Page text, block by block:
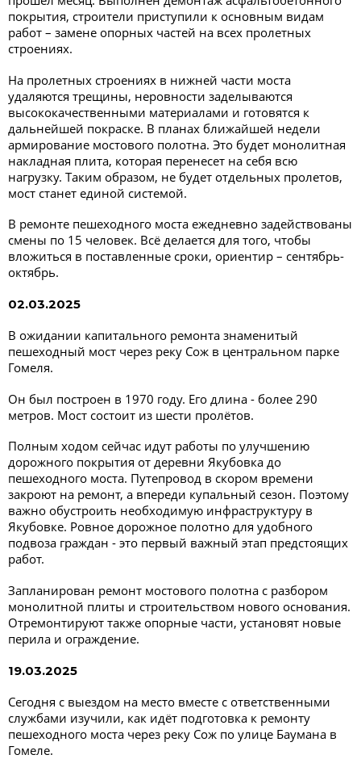
покрытия, строители приступили к основным видам
работ – замене опорных частей на всех пролетных
строениях.
На пролетных строениях в нижней части моста
удаляются трещины, неровности заделываются
высококачественными материалами и готовятся к
дальнейшей покраске. В планах ближайшей недели
армирование мостового полотна. Это будет монолитная
накладная плита, которая перенесет на себя всю
нагрузку. Таким образом, не будет отдельных пролетов,
мост станет единой системой.
В ремонте пешеходного моста ежедневно задействованы
смены по 15 человек. Всё делается для того, чтобы
вложиться в поставленные сроки, ориентир – сентябрь-
октябрь.
02.03.2025
В ожидании капитального ремонта знаменитый
пешеходный мост через реку Сож в центральном парке
Гомеля.
Он был построен в 1970 году. Его длина - более 290
метров. Мост состоит из шести пролётов.
Полным ходом сейчас идут работы по улучшению
дорожного покрытия от деревни Якубовка до
пешеходного моста. Путепровод в скором времени
закроют на ремонт, а впереди купальный сезон. Поэтому
важно обустроить необходимую инфраструктуру в
Якубовке. Ровное дорожное полотно для удобного
подвоза граждан - это первый важный этап предстоящих
работ.
Запланирован ремонт мостового полотна с разбором
монолитной плиты и строительством нового основания.
Отремонтируют также опорные части, установят новые
перила и ограждение.
19.03.2025
Сегодня с выездом на место вместе с ответственными
службами изучили, как идёт подготовка к ремонту
пешеходного моста через реку Сож по улице Баумана в
Гомеле.